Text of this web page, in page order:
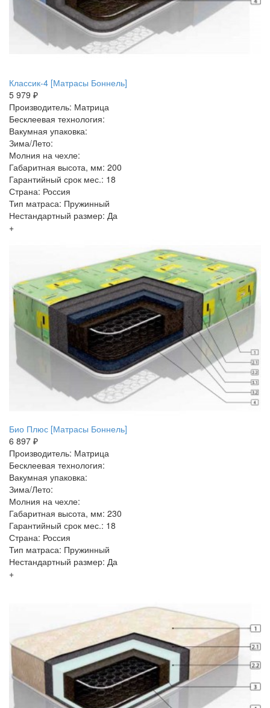
Классик-4 [Матрасы Боннель]
5 979 ₽
Производитель: Матрица
Бесклеевая технология:
Вакумная упаковка:
Зима/Лето:
Молния на чехле:
Габаритная высота, мм: 200
Гарантийный срок мес.: 18
Страна: Россия
Тип матраса: Пружинный
Нестандартный размер: Да
+
Био Плюс [Матрасы Боннель]
6 897 ₽
Производитель: Матрица
Бесклеевая технология:
Вакумная упаковка:
Зима/Лето:
Молния на чехле:
Габаритная высота, мм: 230
Гарантийный срок мес.: 18
Страна: Россия
Тип матраса: Пружинный
Нестандартный размер: Да
+